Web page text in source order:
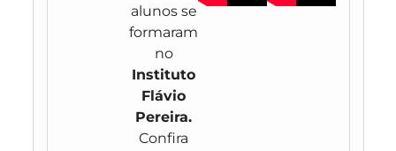
alunos se
formaram
no
Instituto
Flávio
Pereira.
Confira